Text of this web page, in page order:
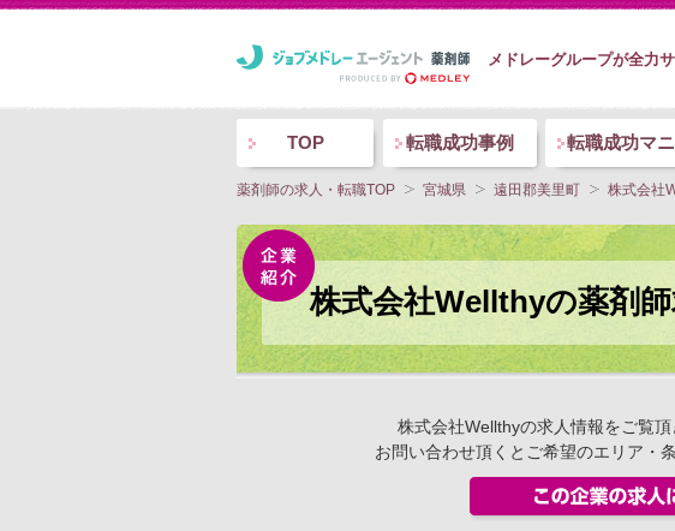
メドレーグループが全力
TOP 転職成功事例 転職成功マ
薬剤師の求人・転職TOP 宮城県 遠田郡美里町 株式会社
株式会社Wellthyの薬剤
株式会社Wellthyの求人情報をご覧
お問い合わせ頂くとご希望のエリア・